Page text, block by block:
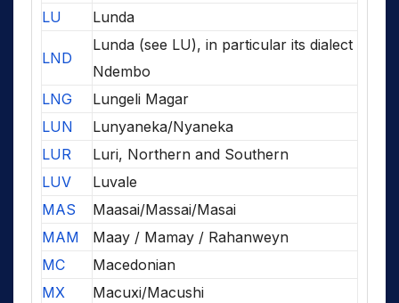
LU
Lunda
LND
Lunda (see LU), in particular its dialect
Ndembo
LNG
Lungeli Magar
LUN
Lunyaneka/Nyaneka
LUR
Luri, Northern and Southern
LUV
Luvale
MAS
Maasai/Massai/Masai
MAM
Maay / Mamay / Rahanweyn
MC
Macedonian
MX
Macuxi/Macushi